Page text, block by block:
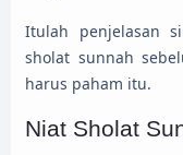
Itulah penjelasan
sholat sunnah
harus paham itu.
Niat Sholat